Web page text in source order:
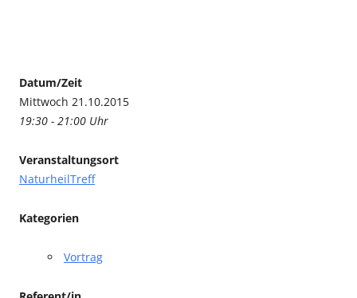
Datum/Zeit
Mittwoch 21.10.2015
19:30 - 21:00 Uhr
Veranstaltungsort
NaturheilTreff
Kategorien
Vortrag